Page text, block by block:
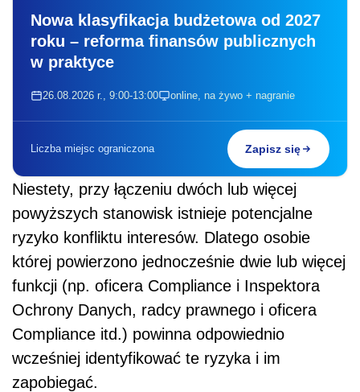
Nowa klasyfikacja budżetowa od 2027
roku – reforma finansów publicznych
w praktyce
26.08.2026 r., 9:00-13:00 online, na żywo + nagranie
Liczba miejsc ograniczona Zapisz się
Niestety, przy łączeniu dwóch lub więcej
powyższych stanowisk istnieje potencjalne
ryzyko konfliktu interesów. Dlatego osobie
której powierzono jednocześnie dwie lub więcej
funkcji (np. oficera Compliance i Inspektora
Ochrony Danych, radcy prawnego i oficera
Compliance itd.) powinna odpowiednio
wcześniej identyfikować te ryzyka i im
zapobiegać.